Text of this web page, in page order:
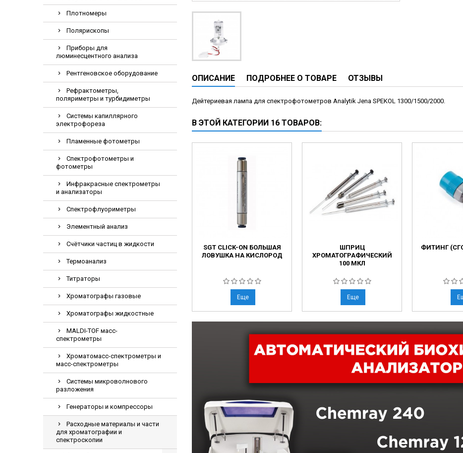
Рентгеновские аппараты
Тракционные кровати
УЗИ аппараты
Электроэнцефалографы
Электрохирургические коагуляторы
Плотномеры
Полярископы
Приборы для
люминесцентного анализа
Рентгеновское оборудование
Рефрактометры,
поляриметры и турбидиметры
Системы капиллярного
электрофореза
Пламенные фотометры
Спектрофотометры и
фотометры
Инфракрасные спектрометры
и анализаторы
Спектрофлуориметры
Элементный анализ
Счётчики частиц в жидкости
Термоанализ
Титраторы
Хроматографы газовые
Хроматографы жидкостные
MALDI-TOF масс-
спектрометры
Хроматомасс-спектрометры и
масс-спектрометры
Системы микроволнового
разложения
Генераторы и компрессоры
Расходные материалы и части
для хроматографии и
спектроскопии
ОПИСАНИЕ ПОДРОБНЕЕ О ТОВАРЕ ОТЗЫВЫ
Дейтериевая лампа для спектрофотометров Analytik Jena SPEKOL 1300/1500/2000.
В ЭТОЙ КАТЕГОРИИ 16 ТОВАРОВ:
SGT CLICK-ON БОЛЬШАЯ
ЛОВУШКА НА КИСЛОРОД
Еще
ШПРИЦ
ХРОМАТОГРАФИЧЕСКИЙ
100 МКЛ
Еще
ФИТИНГ